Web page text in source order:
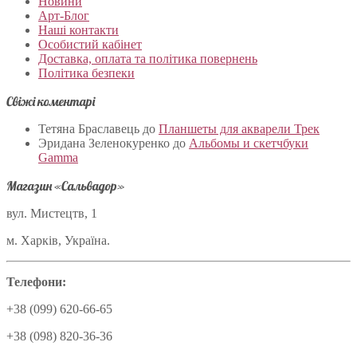
Арт-Блог
Наші контакти
Особистий кабінет
Доставка, оплата та політика повернень
Політика безпеки
Свіжі коментарі
Тетяна Браславець до Планшеты для акварели Трек
Эридана Зеленокуренко до Альбомы и скетчбуки
Gamma
Магазин «Сальвадор»
вул. Мистецтв, 1
м. Харків, Україна.
Телефони:
+38 (099) 620-66-65
+38 (098) 820-36-36